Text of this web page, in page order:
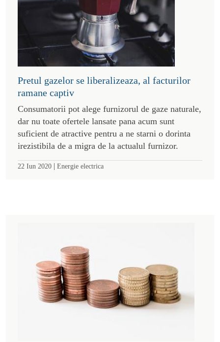
Pretul gazelor se liberalizeaza, al facturilor
ramane captiv
Consumatorii pot alege furnizorul de gaze naturale,
dar nu toate ofertele lansate pana acum sunt
suficient de atractive pentru a ne starni o dorinta
irezistibila de a migra de la actualul furnizor.
22 Iun 2020 | Energie electrica